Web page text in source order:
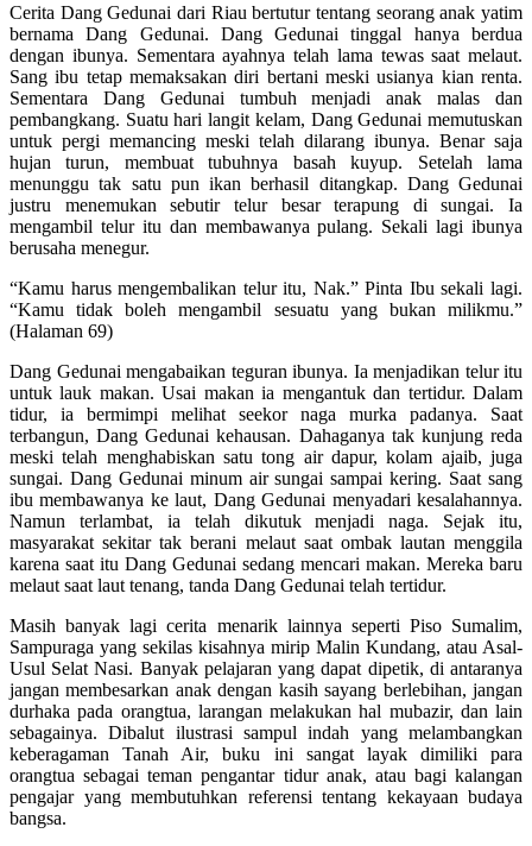
Cerita Dang Gedunai dari Riau bertutur tentang seorang anak yatim
bernama Dang Gedunai. Dang Gedunai tinggal hanya berdua
dengan ibunya. Sementara ayahnya telah lama tewas saat melaut.
Sang ibu tetap memaksakan diri bertani meski usianya kian renta.
Sementara Dang Gedunai tumbuh menjadi anak malas dan
pembangkang. Suatu hari langit kelam, Dang Gedunai memutuskan
untuk pergi memancing meski telah dilarang ibunya. Benar saja
hujan turun, membuat tubuhnya basah kuyup. Setelah lama
menunggu tak satu pun ikan berhasil ditangkap. Dang Gedunai
justru menemukan sebutir telur besar terapung di sungai. Ia
mengambil telur itu dan membawanya pulang. Sekali lagi ibunya
berusaha menegur.
“Kamu harus mengembalikan telur itu, Nak.” Pinta Ibu sekali lagi.
“Kamu tidak boleh mengambil sesuatu yang bukan milikmu.”
(Halaman 69)
Dang Gedunai mengabaikan teguran ibunya. Ia menjadikan telur itu
untuk lauk makan. Usai makan ia mengantuk dan tertidur. Dalam
tidur, ia bermimpi melihat seekor naga murka padanya. Saat
terbangun, Dang Gedunai kehausan. Dahaganya tak kunjung reda
meski telah menghabiskan satu tong air dapur, kolam ajaib, juga
sungai. Dang Gedunai minum air sungai sampai kering. Saat sang
ibu membawanya ke laut, Dang Gedunai menyadari kesalahannya.
Namun terlambat, ia telah dikutuk menjadi naga. Sejak itu,
masyarakat sekitar tak berani melaut saat ombak lautan menggila
karena saat itu Dang Gedunai sedang mencari makan. Mereka baru
melaut saat laut tenang, tanda Dang Gedunai telah tertidur.
Masih banyak lagi cerita menarik lainnya seperti Piso Sumalim,
Sampuraga yang sekilas kisahnya mirip Malin Kundang, atau Asal-
Usul Selat Nasi. Banyak pelajaran yang dapat dipetik, di antaranya
jangan membesarkan anak dengan kasih sayang berlebihan, jangan
durhaka pada orangtua, larangan melakukan hal mubazir, dan lain
sebagainya. Dibalut ilustrasi sampul indah yang melambangkan
keberagaman Tanah Air, buku ini sangat layak dimiliki para
orangtua sebagai teman pengantar tidur anak, atau bagi kalangan
pengajar yang membutuhkan referensi tentang kekayaan budaya
bangsa.